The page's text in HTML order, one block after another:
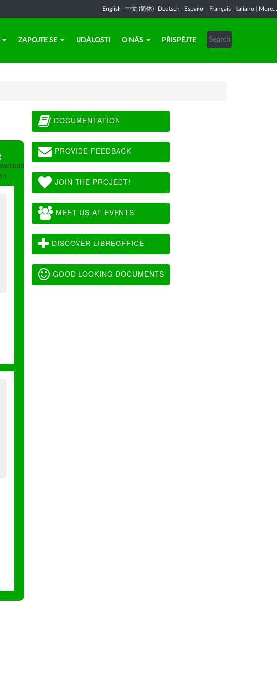
English 中文 (简体) Deutsch Español Français Italiano More...
ZAPOJTE SE UDÁLOSTI O NÁS PŘISPĚJTE
DOCUMENTATION
PROVIDE FEEDBACK
JOIN THE PROJECT!
MEET US AT EVENTS
DISCOVER LIBREOFFICE
GOOD LOOKING DOCUMENTS